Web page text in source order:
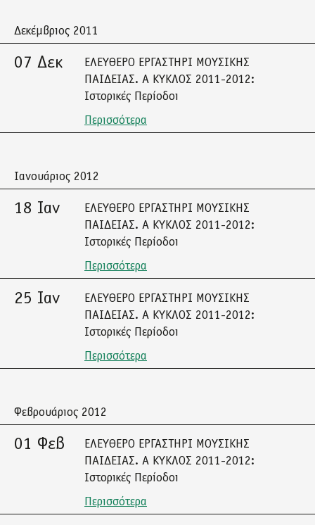
Δεκέμβριος 2011
07 Δεκ
ΕΛΕΥΘΕΡΟ ΕΡΓΑΣΤΗΡΙ ΜΟΥΣΙΚΗΣ
ΠΑΙΔΕΙΑΣ. Α ΚΥΚΛΟΣ 2011-2012:
Ιστορικές Περίοδοι
Περισσότερα
Ιανουάριος 2012
18 Ιαν
ΕΛΕΥΘΕΡΟ ΕΡΓΑΣΤΗΡΙ ΜΟΥΣΙΚΗΣ
ΠΑΙΔΕΙΑΣ. Α ΚΥΚΛΟΣ 2011-2012:
Ιστορικές Περίοδοι
Περισσότερα
25 Ιαν
ΕΛΕΥΘΕΡΟ ΕΡΓΑΣΤΗΡΙ ΜΟΥΣΙΚΗΣ
ΠΑΙΔΕΙΑΣ. Α ΚΥΚΛΟΣ 2011-2012:
Ιστορικές Περίοδοι
Περισσότερα
Φεβρουάριος 2012
01 Φεβ
ΕΛΕΥΘΕΡΟ ΕΡΓΑΣΤΗΡΙ ΜΟΥΣΙΚΗΣ
ΠΑΙΔΕΙΑΣ. Α ΚΥΚΛΟΣ 2011-2012:
Ιστορικές Περίοδοι
Περισσότερα